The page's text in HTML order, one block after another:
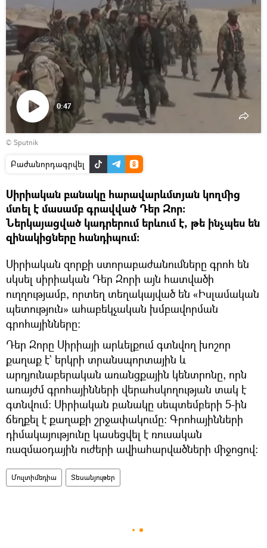
տեսանյութը
0:47
© Sputnik
Բաժանորդագրվել
Սիրիական բանակը հարավարևմտյան կողմից
մտել է մասամբ գրավված Դեր Զոր։
Ներկայացված կադրերում երևում է, թե ինչպես են
զինակիցները հանդիպում։
Սիրիական զորքի ստորաբաժանումները գրոհ են
սկսել սիրիական Դեր Զորի այն հատվածի
ուղղությամբ, որտեղ տեղակայված են «Իսլամական
պետություն» ահաբեկչական խմբավորման
գրոհայինները։
Դեր Զորը Սիրիայի արևելքում գտնվող խոշոր
քաղաք է` երկրի տրանսպորտային և
արդյունաբերական առանցքային կենտրոնը, որն
առայժմ գրոհայինների վերահսկողության տակ է
գտնվում։ Սիրիական բանակը սեպտեմբերի 5-ին
ճեղքել է քաղաքի շրջափակումը։ Գրոհայինների
դիմակայությունը կասեցվել է ռուսական
ռազմաօդային ուժերի ավիահարվածների միջոցով։
Մուլտիմեդիա Տեսանյութեր